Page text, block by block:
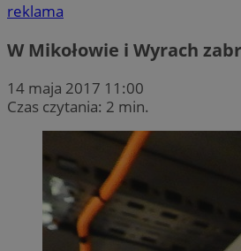
reklama
W Mikołowie i Wyrach
14 maja 2017 11:00
Czas czytania: 2 min.